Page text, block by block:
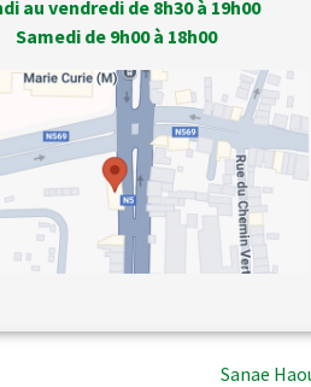
au vendredi de 8h30 à 19h00
Samedi de 9h00 à 18h00
Sanae